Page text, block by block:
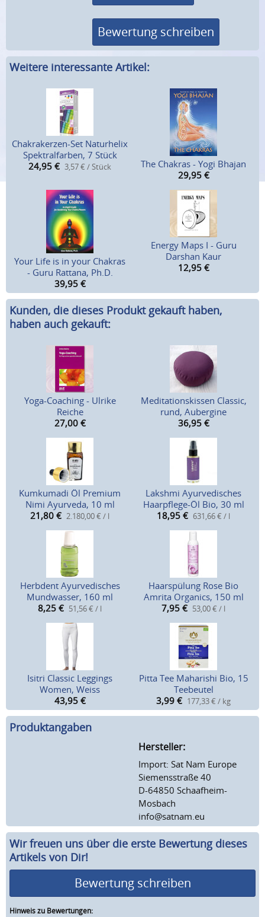
Bewertung schreiben
Weitere interessante Artikel:
Chakrakerzen-Set Naturhelix
Spektralfarben, 7 Stück
24,95 € 3,57 € / Stück
The Chakras - Yogi Bhajan
29,95 €
Your Life is in your Chakras
- Guru Rattana, Ph.D.
39,95 €
Energy Maps I - Guru
Darshan Kaur
12,95 €
Kunden, die dieses Produkt gekauft haben,
haben auch gekauft:
Yoga-Coaching - Ulrike
Reiche
27,00 €
Meditationskissen Classic,
rund, Aubergine
36,95 €
Kumkumadi Öl Premium
Nimi Ayurveda, 10 ml
21,80 € 2.180,00 € / l
Lakshmi Ayurvedisches
Haarpflege-Öl Bio, 30 ml
18,95 € 631,66 € / l
Herbdent Ayurvedisches
Mundwasser, 160 ml
8,25 € 51,56 € / l
Haarspülung Rose Bio
Amrita Organics, 150 ml
7,95 € 53,00 € / l
Isitri Classic Leggings
Women, Weiss
43,95 €
Pitta Tee Maharishi Bio, 15
Teebeutel
3,99 € 177,33 € / kg
Produktangaben
Hersteller:
Import: Sat Nam Europe
Siemensstraße 40
D-64850 Schaafheim-
Mosbach
info@satnam.eu
Wir freuen uns über die erste Bewertung dieses
Artikels von Dir!
Bewertung schreiben
Hinweis zu Bewertungen: